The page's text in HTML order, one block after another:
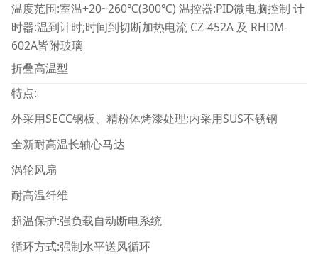
温度范围:室温+20~260℃(300℃) 温控器:PID微电脑控制 计
时器:温到计时;时间到切断加热电流 CZ-452A 及 RHDM-
602A皆附玻璃
折叠高温型
特点:
外采用SECC钢板、精粉体烤漆处理;内采用SUS不锈钢
全新耐高温长轴心马达
涡轮风扇
耐高温纤维
超温保护:强负载自动断电系统
循环方式:强制水平送风循环